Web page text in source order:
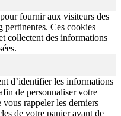
fournir aux visiteurs des
pertinentes. Ces cookies
collectent des informations
d’identifier les informations
de personnaliser votre
rappeler les derniers
de votre panier avant de